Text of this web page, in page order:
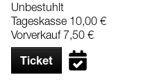
Unbestuhlt
Tageskasse 10,00 €
Vorverkauf 7,50 €
Ticket